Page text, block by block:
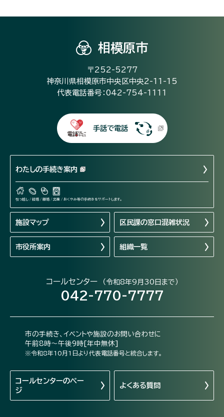
相模原市
〒252-5277
神奈川県相模原市中央区中央2-11-15
代表電話番号：042-754-1111
手話で電話
わたしの手続き案内
引っ越し / 結婚 / 離婚 / 出産 / おくやみ等の手続きをサポートします。
施設マップ 区民課の窓口混雑状況
市役所案内 組織一覧
コールセンター （令和8年9月30日まで）
042-770-7777
市の手続き、イベントや施設のお問い合わせに
午前8時～午後9時[年中無休]
※令和8年10月1日より代表電話番号と統合します。
コールセンターのペー
ジ
よくある質問